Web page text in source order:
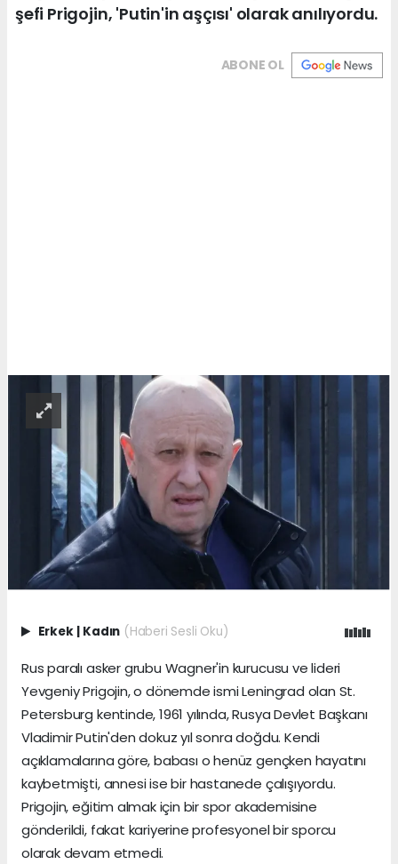
şefi Prigojin, 'Putin'in aşçısı' olarak anılıyordu.
ABONE OL
Erkek Kadın (Haberi Sesli Oku)
Rus paralı asker grubu Wagner'in kurucusu ve lideri
Yevgeniy Prigojin, o dönemde ismi Leningrad olan St.
Petersburg kentinde, 1961 yılında, Rusya Devlet Başkanı
Vladimir Putin'den dokuz yıl sonra doğdu. Kendi
açıklamalarına göre, babası o henüz gençken hayatını
kaybetmişti, annesi ise bir hastanede çalışıyordu.
Prigojin, eğitim almak için bir spor akademisine
gönderildi, fakat kariyerine profesyonel bir sporcu
olarak devam etmedi.